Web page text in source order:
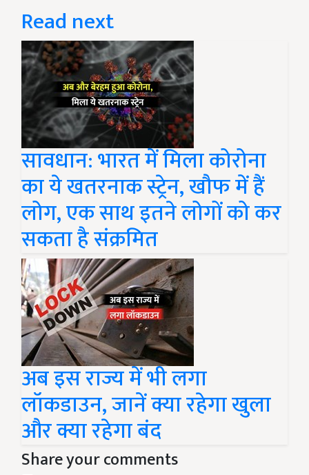
Read next
सावधान: भारत में मिला कोरोना
का ये खतरनाक स्ट्रेन, खौफ में हैं
लोग, एक साथ इतने लोगों को कर
सकता है संक्रमित
अब इस राज्य में भी लगा
लॉकडाउन, जानें क्या रहेगा खुला
और क्या रहेगा बंद
Share your comments